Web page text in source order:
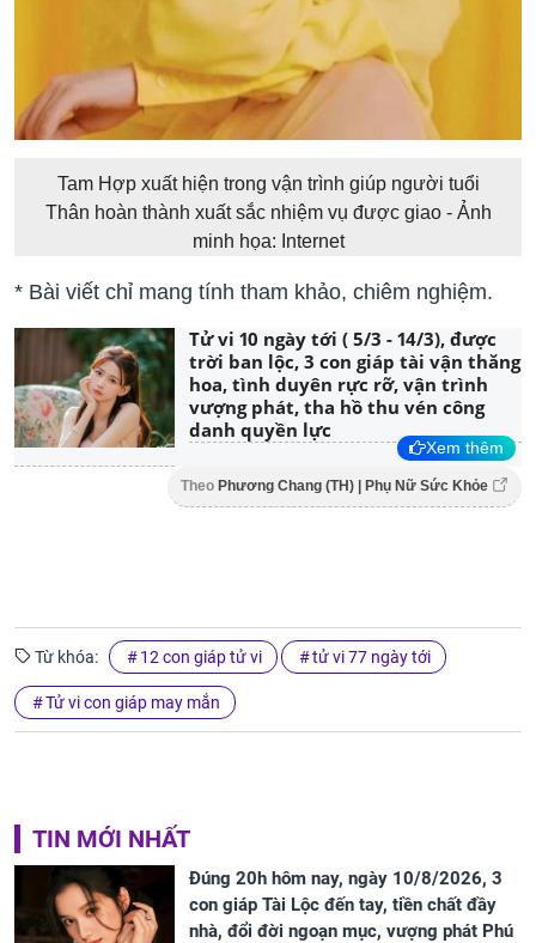
Tam Hợp xuất hiện trong vận trình giúp người tuổi
Thân hoàn thành xuất sắc nhiệm vụ được giao - Ảnh
minh họa: Internet
* Bài viết chỉ mang tính tham khảo, chiêm nghiệm.
Tử vi 10 ngày tới ( 5/3 - 14/3), được
trời ban lộc, 3 con giáp tài vận thăng
hoa, tình duyên rực rỡ, vận trình
vượng phát, tha hồ thu vén công
danh quyền lực
Xem thêm
Theo Phương Chang (TH) | Phụ Nữ Sức Khỏe
Từ khóa: 12 con giáp tử vi tử vi 77 ngày tới
Tử vi con giáp may mắn
TIN MỚI NHẤT
Đúng 20h hôm nay, ngày 10/8/2026, 3
con giáp Tài Lộc đến tay, tiền chất đầy
nhà, đổi đời ngoạn mục, vượng phát Phú